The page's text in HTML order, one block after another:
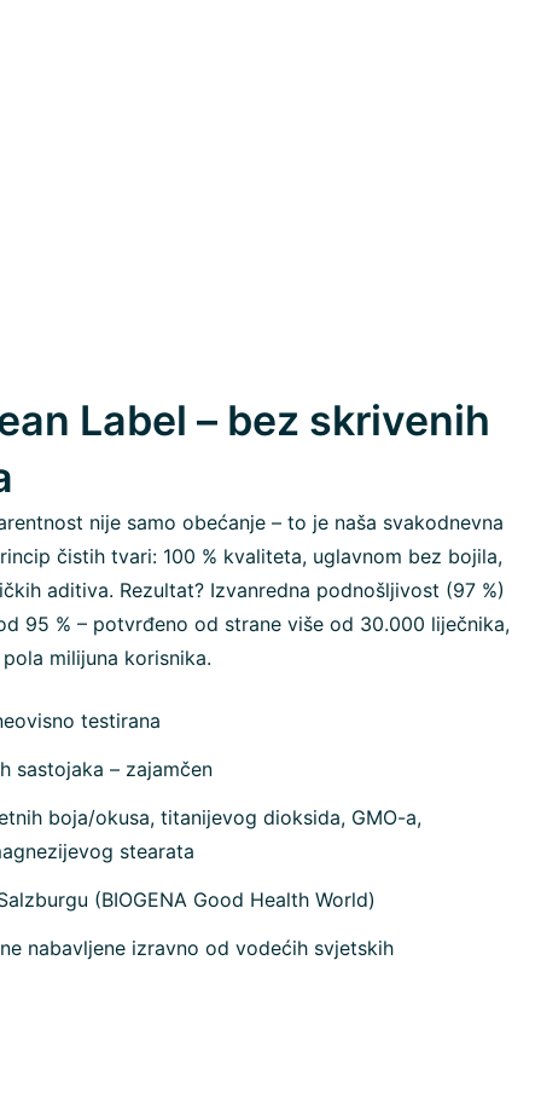
Label – bez skrivenih
nije samo obećanje – to je naša svakodnevna
čistih tvari: 100 % kvaliteta, uglavnom bez bojila,
aditiva. Rezultat? Izvanredna podnošljivost (97 %)
95 % – potvrđeno od strane više od 30.000 liječnika,
milijuna korisnika.
testirana
sastojaka – zajamčen
boja/okusa, titanijevog dioksida, GMO-a,
stearata
(BIOGENA Good Health World)
nabavljene izravno od vodećih svjetskih